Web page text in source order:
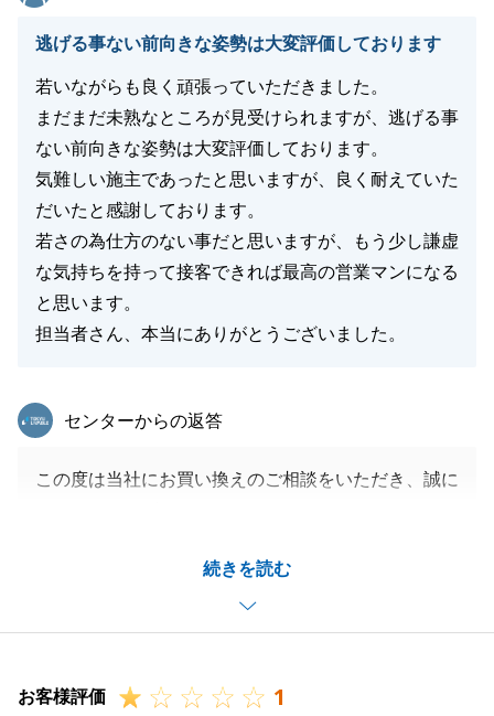
逃げる事ない前向きな姿勢は大変評価しております
若いながらも良く頑張っていただきました。
まだまだ未熟なところが見受けられますが、逃げる事
ない前向きな姿勢は大変評価しております。
気難しい施主であったと思いますが、良く耐えていた
だいたと感謝しております。
若さの為仕方のない事だと思いますが、もう少し謙虚
な気持ちを持って接客できれば最高の営業マンになる
と思います。
担当者さん、本当にありがとうございました。
続きを読む
東急リバブル
センターからの返答
この度は当社にお買い換えのご相談をいただき、誠に
がありましたが、ご協力いただきありがとうございま
また不動産でお困りごとがございましたら、いつでも
引き続き宜しくお願い致します。
お客様評価 1